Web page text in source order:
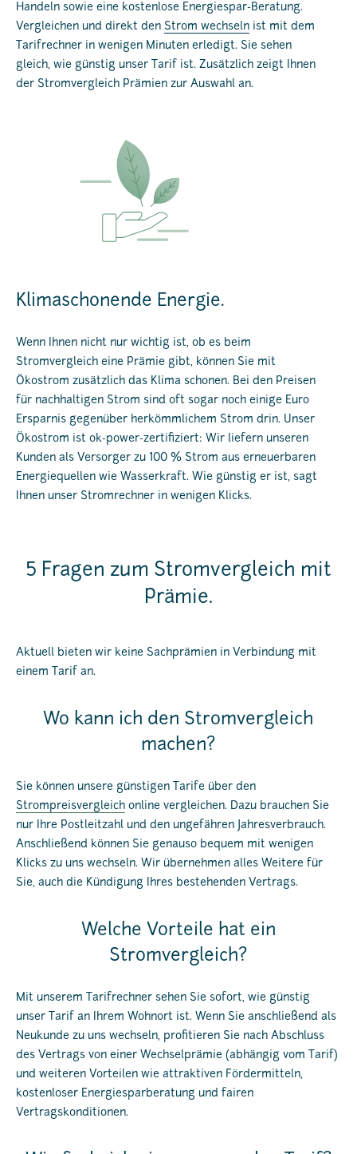
Handeln sowie eine kostenlose Energiespar-Beratung.
Vergleichen und direkt den Strom wechseln ist mit dem
Tarifrechner in wenigen Minuten erledigt. Sie sehen
gleich, wie günstig unser Tarif ist. Zusätzlich zeigt Ihnen
der Stromvergleich Prämien zur Auswahl an.
Klimaschonende Energie.
Wenn Ihnen nicht nur wichtig ist, ob es beim
Stromvergleich eine Prämie gibt, können Sie mit
Ökostrom zusätzlich das Klima schonen. Bei den Preisen
für nachhaltigen Strom sind oft sogar noch einige Euro
Ersparnis gegenüber herkömmlichem Strom drin. Unser
Ökostrom ist ok-power-zertifiziert: Wir liefern unseren
Kunden als Versorger zu 100 % Strom aus erneuerbaren
Energiequellen wie Wasserkraft. Wie günstig er ist, sagt
Ihnen unser Stromrechner in wenigen Klicks.
5 Fragen zum Stromvergleich mit
Prämie.
Aktuell bieten wir keine Sachprämien in Verbindung mit
einem Tarif an.
Wo kann ich den Stromvergleich
machen?
Sie können unsere günstigen Tarife über den
Strompreisvergleich online vergleichen. Dazu brauchen Sie
nur Ihre Postleitzahl und den ungefähren Jahresverbrauch.
Anschließend können Sie genauso bequem mit wenigen
Klicks zu uns wechseln. Wir übernehmen alles Weitere für
Sie, auch die Kündigung Ihres bestehenden Vertrags.
Welche Vorteile hat ein
Stromvergleich?
Mit unserem Tarifrechner sehen Sie sofort, wie günstig
unser Tarif an Ihrem Wohnort ist. Wenn Sie anschließend als
Neukunde zu uns wechseln, profitieren Sie nach Abschluss
des Vertrags von einer Wechselprämie (abhängig vom Tarif)
und weiteren Vorteilen wie attraktiven Fördermitteln,
kostenloser Energiesparberatung und fairen
Vertragskonditionen.